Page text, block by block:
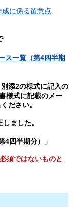
に係る留意点
ス一覧（第4四半期
添2の様式に記入の
様式に記載のメー
ださい。
しました。
4四半期分）」
須ではないものと